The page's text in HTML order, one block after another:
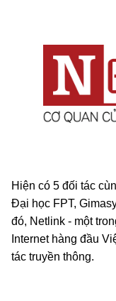
Hiện có 5 đối tác
Đại học FPT,
đó, Netlink - một
Internet hàng đầu
tác truyền thông.